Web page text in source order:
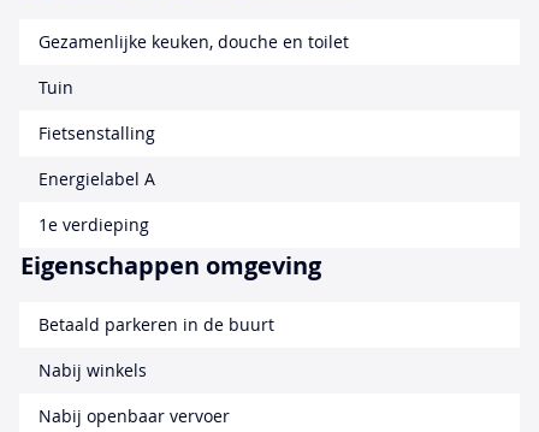
Gezamenlijke keuken, douche en toilet
Tuin
Fietsenstalling
Energielabel A
1e verdieping
Eigenschappen omgeving
Betaald parkeren in de buurt
Nabij winkels
Nabij openbaar vervoer